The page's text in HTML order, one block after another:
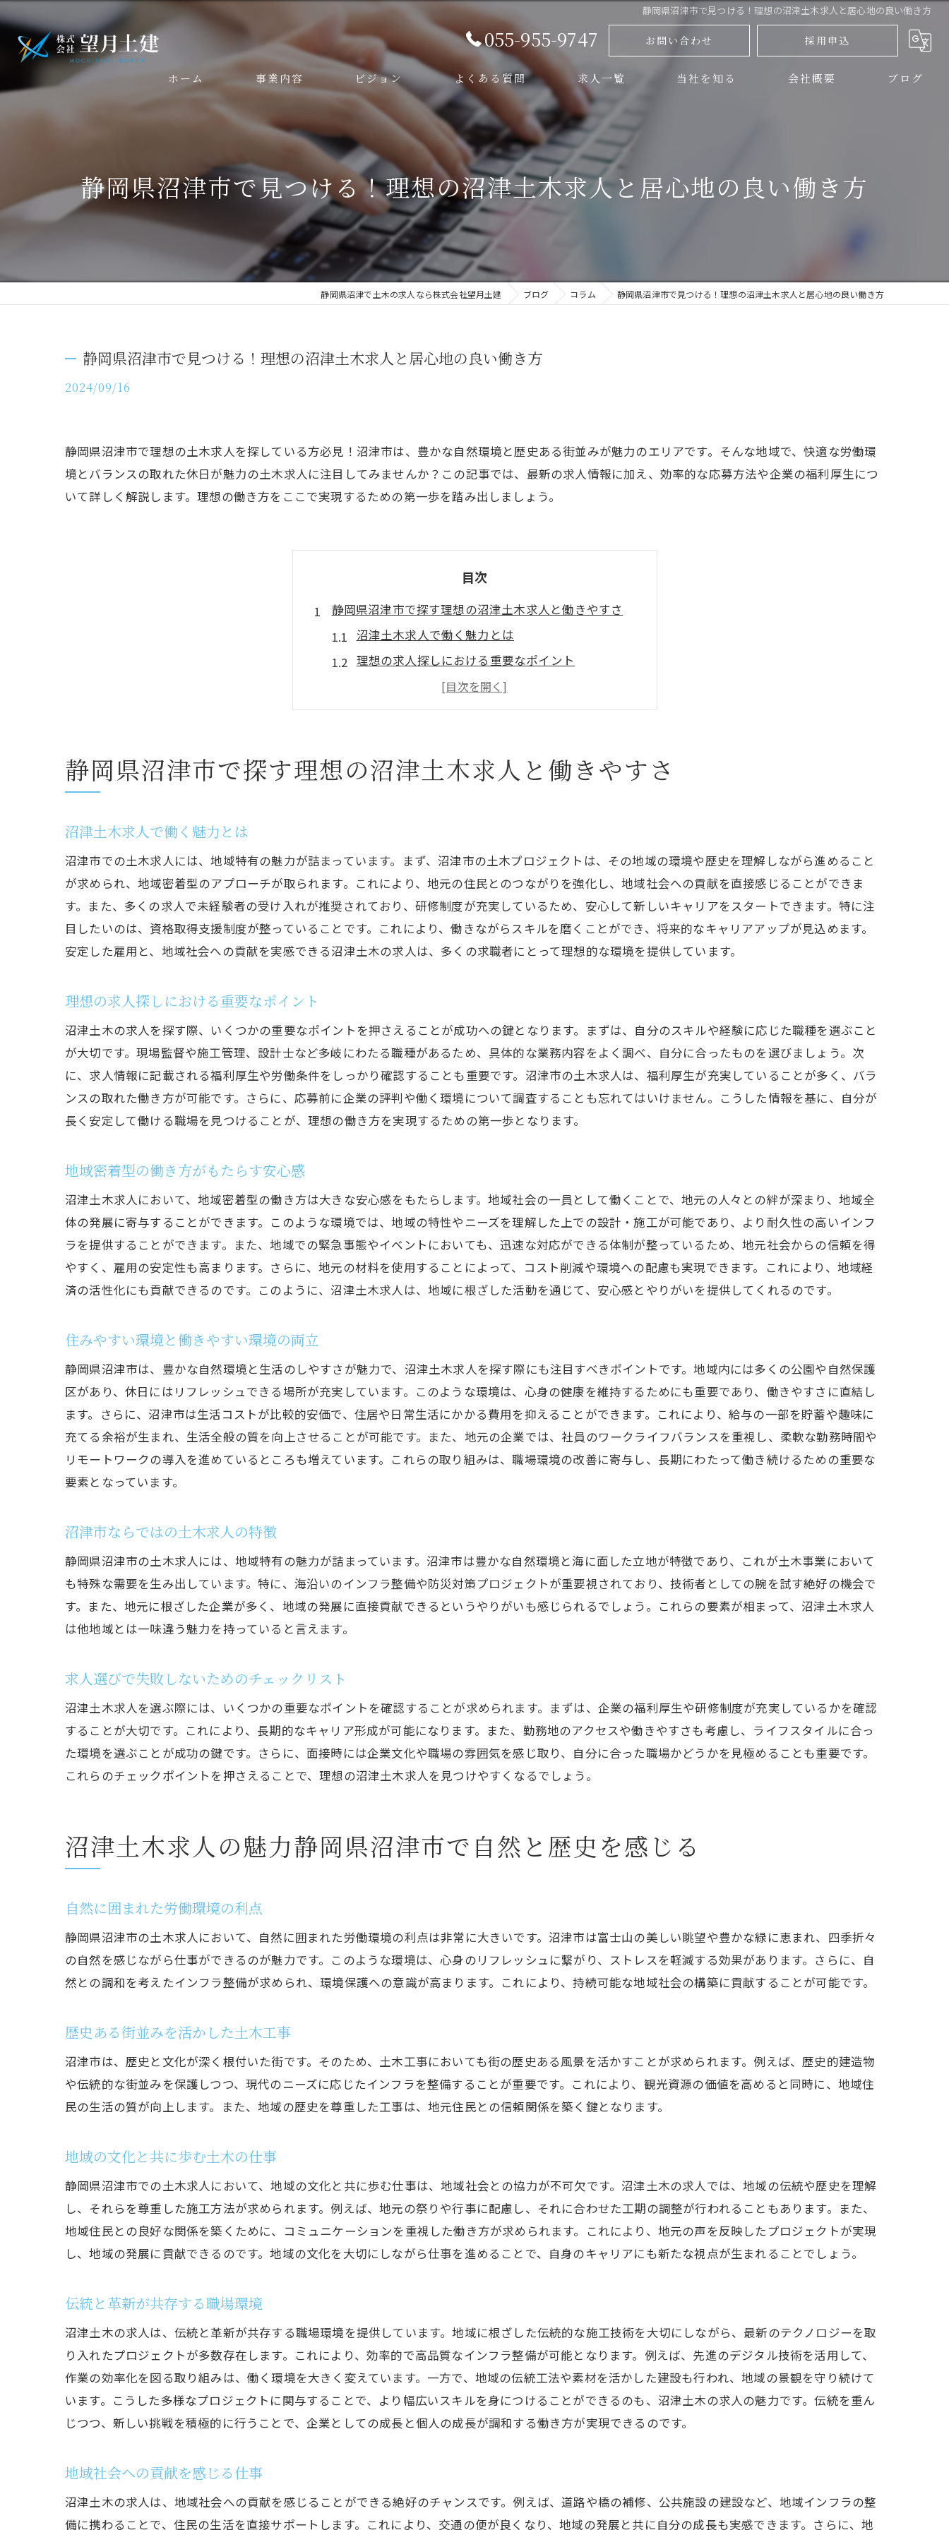
静岡県沼津市で見つける！理想の沼津土木求人と居心地の良い働き方
055-955-9747 お問い合わせ 採用申込
ホーム 事業内容 ビジョン よくある質問 求人一覧 当社を知る
正社員
会社概要 ブログ
静岡県沼津市で見つける！理想の沼津土木求人と居心地の良い働き方
静岡県沼津で土木の求人なら株式会社望月土建 ブログ コラム 静岡県沼津市で見つける！理想の沼津土木求人と居心地の良い働き方
静岡県沼津市で見つける！理想の沼津土木求人と居心地の良い働き方
2024/09/16
静岡県沼津市で理想の土木求人を探している方必見！沼津市は、豊かな自然環境と歴史ある街並みが魅力のエリアです。そんな地域で、快適な労働環
境とバランスの取れた休日が魅力の土木求人に注目してみませんか？この記事では、最新の求人情報に加え、効率的な応募方法や企業の福利厚生につ
いて詳しく解説します。理想の働き方をここで実現するための第一歩を踏み出しましょう。
目次
静岡県沼津市で探す理想の沼津土木求人と働きやすさ
沼津土木求人で働く魅力とは
理想の求人探しにおける重要なポイント
地域密着型の働き方がもたらす安心感
住みやすい環境と働きやすい環境の両立
求人選びで失敗しないためのチェックリスト
沼津土木求人の魅力静岡県沼津市で自然と歴史を感じる
地域の文化と共に歩む土木の仕事
伝統と革新が共存する職場環境
地域社会への貢献を感じる仕事
観光資源を支えるインフラ作り
働きやすさを求める転職活動の進め方
自分に合った職場を見つけるためのポイント
企業訪問で確認するべき労働環境
長く働き続けるための職場環境選び
プライベートと仕事の調和を保つ秘訣
健康的なワークライフバランスの実現
豊かな自然がもたらすリフレッシュ効果
休日を大切にする企業の選び方
地域のイベントを楽しむための休日
理想の求人に出会うための情報収集
面接でアピールするためのポイント
成功する応募戦略の立て方
企業が求める人材像を理解する
企業選びの際に確認すべき福利厚生
福利厚生が充実している企業の特徴
静岡県沼津市で実現する理想の働き方と土木求人
理想の働き方を見つけるためのステップ
自分らしいキャリアの築き方
働き方改革が進む沼津市の現状
地域社会と共に成長するキャリア
沼津土木求人で新たなキャリアを築くための第一歩
地元企業でのキャリア形成の利点
沼津土木求人でのスキルアップ方法
転職成功のために押さえたいポイント
静岡県沼津市で探す理想の沼津土木求人と働きやすさ
沼津土木求人で働く魅力とは
沼津市での土木求人には、地域特有の魅力が詰まっています。まず、沼津市の土木プロジェクトは、その地域の環境や歴史を理解しながら進めること
が求められ、地域密着型のアプローチが取られます。これにより、地元の住民とのつながりを強化し、地域社会への貢献を直接感じることができま
す。また、多くの求人で未経験者の受け入れが推奨されており、研修制度が充実しているため、安心して新しいキャリアをスタートできます。特に注
目したいのは、資格取得支援制度が整っていることです。これにより、働きながらスキルを磨くことができ、将来的なキャリアアップが見込めます。
安定した雇用と、地域社会への貢献を実感できる沼津土木の求人は、多くの求職者にとって理想的な環境を提供しています。
理想の求人探しにおける重要なポイント
沼津土木の求人を探す際、いくつかの重要なポイントを押さえることが成功への鍵となります。まずは、自分のスキルや経験に応じた職種を選ぶこと
が大切です。現場監督や施工管理、設計士など多岐にわたる職種があるため、具体的な業務内容をよく調べ、自分に合ったものを選びましょう。次
に、求人情報に記載される福利厚生や労働条件をしっかり確認することも重要です。沼津市の土木求人は、福利厚生が充実していることが多く、バラ
ンスの取れた働き方が可能です。さらに、応募前に企業の評判や働く環境について調査することも忘れてはいけません。こうした情報を基に、自分が
長く安定して働ける職場を見つけることが、理想の働き方を実現するための第一歩となります。
地域密着型の働き方がもたらす安心感
沼津土木求人において、地域密着型の働き方は大きな安心感をもたらします。地域社会の一員として働くことで、地元の人々との絆が深まり、地域全
体の発展に寄与することができます。このような環境では、地域の特性やニーズを理解した上での設計・施工が可能であり、より耐久性の高いインフ
ラを提供することができます。また、地域での緊急事態やイベントにおいても、迅速な対応ができる体制が整っているため、地元社会からの信頼を得
やすく、雇用の安定性も高まります。さらに、地元の材料を使用することによって、コスト削減や環境への配慮も実現できます。これにより、地域経
済の活性化にも貢献できるのです。このように、沼津土木求人は、地域に根ざした活動を通じて、安心感とやりがいを提供してくれるのです。
住みやすい環境と働きやすい環境の両立
静岡県沼津市は、豊かな自然環境と生活のしやすさが魅力で、沼津土木求人を探す際にも注目すべきポイントです。地域内には多くの公園や自然保護
区があり、休日にはリフレッシュできる場所が充実しています。このような環境は、心身の健康を維持するためにも重要であり、働きやすさに直結し
ます。さらに、沼津市は生活コストが比較的安価で、住居や日常生活にかかる費用を抑えることができます。これにより、給与の一部を貯蓄や趣味に
充てる余裕が生まれ、生活全般の質を向上させることが可能です。また、地元の企業では、社員のワークライフバランスを重視し、柔軟な勤務時間や
リモートワークの導入を進めているところも増えています。これらの取り組みは、職場環境の改善に寄与し、長期にわたって働き続けるための重要な
要素となっています。
沼津市ならではの土木求人の特徴
静岡県沼津市の土木求人には、地域特有の魅力が詰まっています。沼津市は豊かな自然環境と海に面した立地が特徴であり、これが土木事業において
も特殊な需要を生み出しています。特に、海沿いのインフラ整備や防災対策プロジェクトが重要視されており、技術者としての腕を試す絶好の機会で
す。また、地元に根ざした企業が多く、地域の発展に直接貢献できるというやりがいも感じられるでしょう。これらの要素が相まって、沼津土木求人
は他地域とは一味違う魅力を持っていると言えます。
求人選びで失敗しないためのチェックリスト
沼津土木求人を選ぶ際には、いくつかの重要なポイントを確認することが求められます。まずは、企業の福利厚生や研修制度が充実しているかを確認
することが大切です。これにより、長期的なキャリア形成が可能になります。また、勤務地のアクセスや働きやすさも考慮し、ライフスタイルに合っ
た環境を選ぶことが成功の鍵です。さらに、面接時には企業文化や職場の雰囲気を感じ取り、自分に合った職場かどうかを見極めることも重要です。
これらのチェックポイントを押さえることで、理想の沼津土木求人を見つけやすくなるでしょう。
沼津土木求人の魅力静岡県沼津市で自然と歴史を感じる
自然に囲まれた労働環境の利点
静岡県沼津市の土木求人において、自然に囲まれた労働環境の利点は非常に大きいです。沼津市は富士山の美しい眺望や豊かな緑に恵まれ、四季折々
の自然を感じながら仕事ができるのが魅力です。このような環境は、心身のリフレッシュに繋がり、ストレスを軽減する効果があります。さらに、自
然との調和を考えたインフラ整備が求められ、環境保護への意識が高まります。これにより、持続可能な地域社会の構築に貢献することが可能です。
歴史ある街並みを活かした土木工事
沼津市は、歴史と文化が深く根付いた街です。そのため、土木工事においても街の歴史ある風景を活かすことが求められます。例えば、歴史的建造物
や伝統的な街並みを保護しつつ、現代のニーズに応じたインフラを整備することが重要です。これにより、観光資源の価値を高めると同時に、地域住
民の生活の質が向上します。また、地域の歴史を尊重した工事は、地元住民との信頼関係を築く鍵となります。
地域の文化と共に歩む土木の仕事
静岡県沼津市での土木求人において、地域の文化と共に歩む仕事は、地域社会との協力が不可欠です。沼津土木の求人では、地域の伝統や歴史を理解
し、それらを尊重した施工方法が求められます。例えば、地元の祭りや行事に配慮し、それに合わせた工期の調整が行われることもあります。また、
地域住民との良好な関係を築くために、コミュニケーションを重視した働き方が求められます。これにより、地元の声を反映したプロジェクトが実現
し、地域の発展に貢献できるのです。地域の文化を大切にしながら仕事を進めることで、自身のキャリアにも新たな視点が生まれることでしょう。
伝統と革新が共存する職場環境
沼津土木の求人は、伝統と革新が共存する職場環境を提供しています。地域に根ざした伝統的な施工技術を大切にしながら、最新のテクノロジーを取
り入れたプロジェクトが多数存在します。これにより、効率的で高品質なインフラ整備が可能となります。例えば、先進のデジタル技術を活用して、
作業の効率化を図る取り組みは、働く環境を大きく変えています。一方で、地域の伝統工法や素材を活かした建設も行われ、地域の景観を守り続けて
います。こうした多様なプロジェクトに関与することで、より幅広いスキルを身につけることができるのも、沼津土木の求人の魅力です。伝統を重ん
じつつ、新しい挑戦を積極的に行うことで、企業としての成長と個人の成長が調和する働き方が実現できるのです。
地域社会への貢献を感じる仕事
沼津土木の求人は、地域社会への貢献を感じることができる絶好のチャンスです。例えば、道路や橋の補修、公共施設の建設など、地域インフラの整
備に携わることで、住民の生活を直接サポートします。これにより、交通の便が良くなり、地域の発展と共に自分の成長も実感できます。さらに、地